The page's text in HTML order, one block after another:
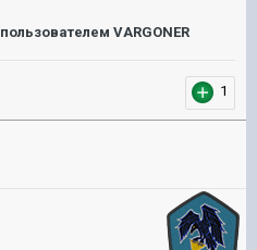
пользователем VARGONER
1